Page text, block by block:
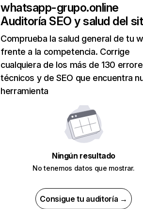
whatsapp-grupo.online
Auditoría SEO y salud del
Comprueba la salud general de tu
frente a la competencia. Corrige
cualquiera de los más de 130
técnicos y de SEO que encuentra
herramienta
Ningún resultado
No tenemos datos que mostrar.
Consigue tu auditoría →